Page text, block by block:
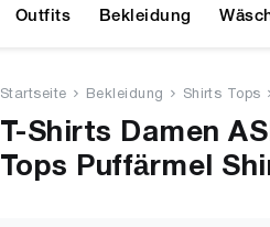
Outfits Bekleidung
Startseite Bekleidung Shirts Tops
T-Shirts Damen
Tops Puffärmel